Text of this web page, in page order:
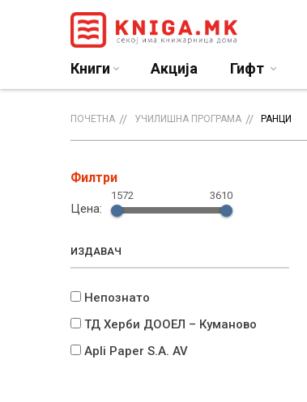
Книги Акција Гифт
ПОЧЕТНА УЧИЛИШНА ПРОГРАМА РАНЦИ
Филтри
Цена:
1572 3610
ИЗДАВАЧ
Непознато
ТД Херби ДООЕЛ – Куманово
Apli Paper S.A. AV